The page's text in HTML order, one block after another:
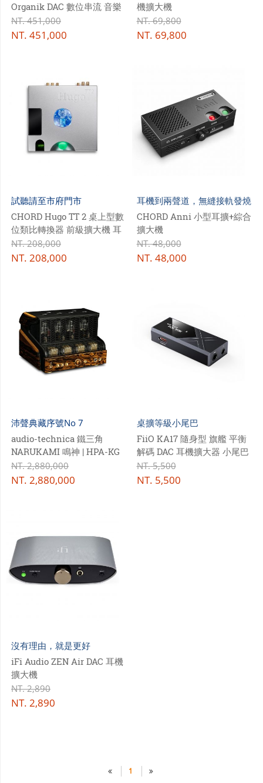
Organik DAC 數位串流 音樂
播放器
NT.451,000
NT. 451,000
機擴大機
NT.69,800
NT. 69,800
試聽請至市府門市
CHORD Hugo TT 2 桌上型數
位類比轉換器 前級擴大機 耳
機擴大機
NT.208,000
NT. 208,000
耳機到兩聲道，無縫接軌發燒
系統!
CHORD Anni 小型耳擴+綜合
擴大機
NT.48,000
NT. 48,000
沛聲典藏序號No 7
audio-technica 鐵三角
NARUKAMI 鳴神 | HPA-KG
NARU ⽿機擴⼤機 / 前級擴⼤
機 | AW-KG NARU ⿊柿木耳
NT.2,880,000
NT. 2,880,000
桌擴等級小尾巴
FiiO KA17 隨身型 旗艦 平衡
解碼 DAC 耳機擴大器 小尾巴
NT.5,500
NT. 5,500
沒有理由，就是更好
iFi Audio ZEN Air DAC 耳機
擴大機
NT.2,890
NT. 2,890
1